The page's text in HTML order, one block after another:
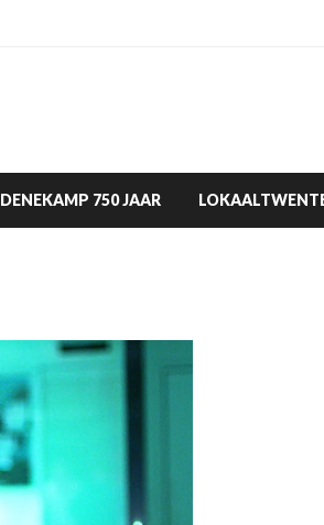
DENEKAMP 750 JAAR